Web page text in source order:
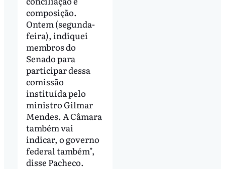
composição.
Ontem (segunda-
feira), indiquei
membros do
Senado para
participar dessa
comissão
instituída pelo
ministro Gilmar
Mendes. A Câmara
também vai
indicar, o governo
federal também",
disse Pacheco.